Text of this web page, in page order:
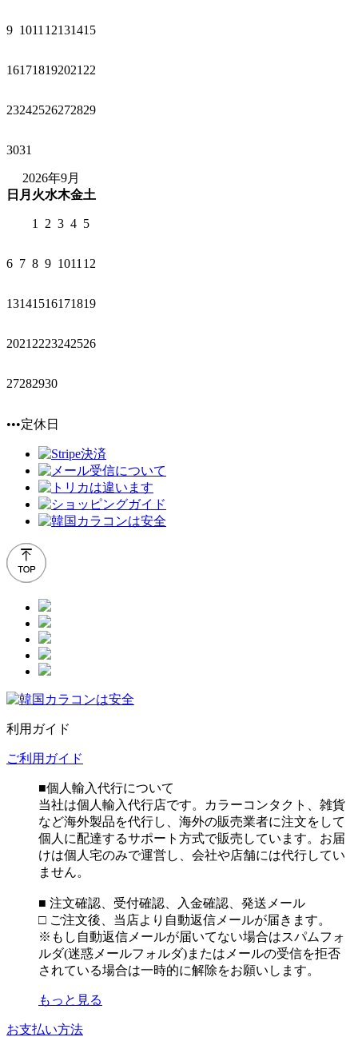
9 1011 12131415
161718192021 22
23242526272829
3031
2026年9月
日 月 火水木金土
1 2 3 4 5
6 7 8 9 1011 12
13141516171819
2021 2223242526
27282930
•••定休日
利用ガイド
ご利用ガイド
■個人輸入代行について
当社は個人輸入代行店です。カラーコンタクト、雑貨
など海外製品を代行し、海外の販売業者に注文をして
個人に配達するサポート方式で販売しています。お届
けは個人宅のみで運営し、会社や店舗には代行してい
ません。
■ 注文確認、受付確認、入金確認、発送メール
□ ご注文後、当店より自動返信メールが届きます。
※もし自動返信メールが届いてない場合はスパムフォ
ルダ(迷惑メールフォルダ)またはメールの受信を拒否
されている場合は一時的に解除をお願いします。
もっと見る
お支払い方法